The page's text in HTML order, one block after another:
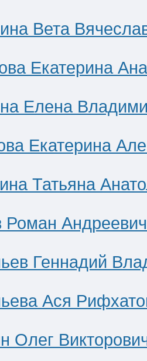
Вета
Екатерина
Елена
Екатерина
Татьяна
Роман Андреевич
Геннадий
Ася
Олег